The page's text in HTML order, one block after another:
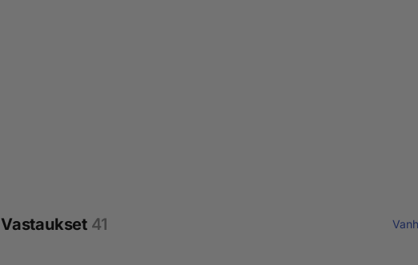
Vastaukset 41